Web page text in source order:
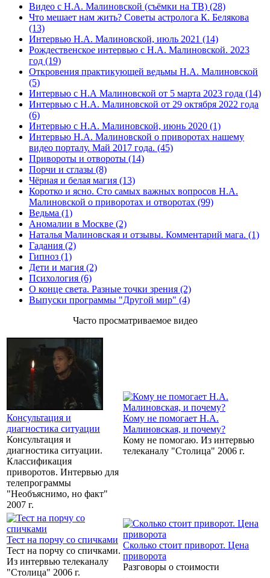
Видео с Н.А. Малиновской (съёмки на ТВ) (28)
Что мешает нам жить? Советы астролога К. Белякова
(13)
Интервью Н.А. Малиновской, июль 2021 (14)
Рождественское интервью с Н.А. Малиновской. 2023
год (19)
Откровения практикующей ведьмы Н.А. Малиновской
(5)
Интервью с Н.А Малиновской от 5 марта 2023 года (14)
Интервью с Н.А. Малиновской от 29 октября 2022 года
(6)
Интервью с Н.А. Малиновской, июнь 2020 (1)
Интервью Н.А. Малиновской о приворотах нашему
видео порталу. Май 2017 года. (45)
Привороты и отвороты (14)
Порчи и сглазы (8)
Чёрная и белая магия (13)
Коротко и ясно. Сто самых важных вопросов Н.А.
Малиновской о приворотах и отворотах (99)
Ведьма (1)
Аномалии в Москве (2)
Наталья Малиновская и отзывы. Комментарий мага. (1)
Гадания (2)
Гипноз (1)
Дети и магия (2)
Психология (6)
О конце света. Разные точки зрения (2)
Выпуски программы "Другой мир" (4)
Часто просматриваемое видео
Консультация и
диагностика ситуации
Консультация и
диагностика ситуации.
Классификация
приворотов. Интервью для
телепрограммы
"Необъяснимо, но факт"
2007 г.
Кому не помогает Н.А.
Малиновская, и почему?
Кому не помогаю. Из интервью
телеканалу "Столица" 2006 г.
Тест на порчу со спичками
Тест на порчу со спичками.
Из интервью телеканалу
"Столица" 2006 г.
Сколько стоит приворот. Цена
приворота
Разговоры о стоимости